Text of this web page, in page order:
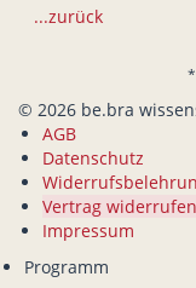
...zurück
© 2026 be.bra
AGB
Datenschutz
Vertrag widerrufen
Impressum
Programm